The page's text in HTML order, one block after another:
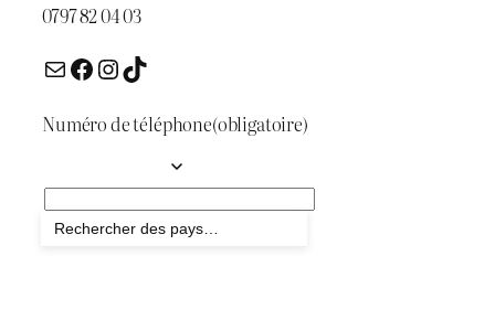
0797 82 04 03
E-mail Facebook InstagramTikTok
Numéro de téléphone(obligatoire)
Envoyer